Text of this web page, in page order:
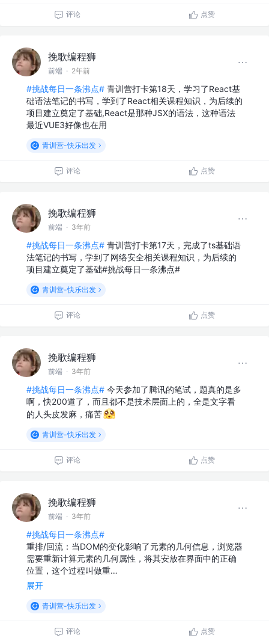
评论 点赞
挽歌编程狮
前端 · 2年前
#挑战每日一条沸点# 青训营打卡第18天，学习了React基
础语法笔记的书写，学到了React相关课程知识，为后续的
项目建立奠定了基础,React是那种JSX的语法，这种语法
最近VUE3好像也在用
青训营-快乐出发
评论 点赞
挽歌编程狮
前端 · 3年前
#挑战每日一条沸点# 青训营打卡第17天，完成了ts基础语
法笔记的书写，学到了网络安全相关课程知识，为后续的
项目建立奠定了基础#挑战每日一条沸点#
青训营-快乐出发
评论 点赞
挽歌编程狮
前端 · 3年前
#挑战每日一条沸点# 今天参加了腾讯的笔试，题真的是多
啊，快200道了，而且都不是技术层面上的，全是文字看
的人头皮发麻，痛苦
青训营-快乐出发
评论 点赞
挽歌编程狮
前端 · 3年前
#挑战每日一条沸点#
重排/回流：当DOM的变化影响了元素的几何信息，浏览器
需要重新计算元素的几何属性，将其安放在界面中的正确
位置，这个过程叫做重…
展开
青训营-快乐出发
评论 点赞